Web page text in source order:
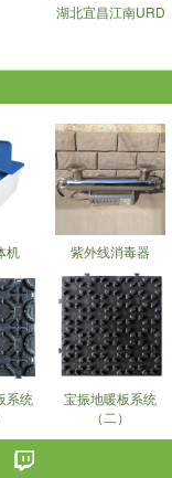
湖北宜昌江南URD
机 紫外线消毒器
系统
宝振地暖板系统
（二）